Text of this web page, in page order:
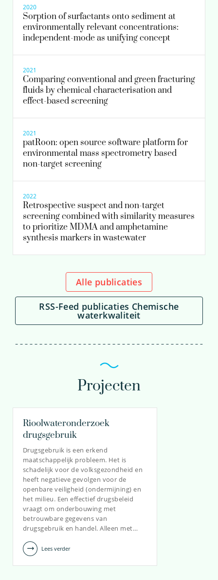
2020
Sorption of surfactants onto sediment at
environmentally relevant concentrations:
independent-mode as unifying concept
2021
Comparing conventional and green fracturing
fluids by chemical characterisation and
effect-based screening
2021
patRoon: open source software platform for
environmental mass spectrometry based
non-target screening
2022
Retrospective suspect and non-target
screening combined with similarity measures
to prioritize MDMA and amphetamine
synthesis markers in wastewater
Alle publicaties
RSS-Feed publicaties Chemische
waterkwaliteit
Projecten
Rioolwateronderzoek
drugsgebruik
Drugsgebruik is een erkend
maatschappelijk probleem. Het is
schadelijk voor de volksgezondheid en
heeft negatieve gevolgen voor de
openbare veiligheid (ondermijning) en
het milieu. Een effectief drugsbeleid
vraagt om onderbouwing met
betrouwbare gegevens van
drugsgebruik en handel. Alleen met…
Lees verder